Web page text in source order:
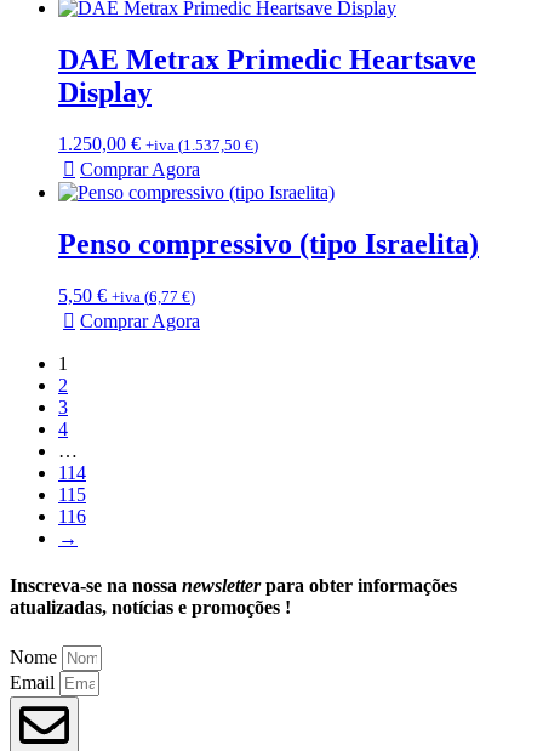
DAE Metrax Primedic Heartsave
Display
1.250,00 € +iva (1.537,50 €)
Comprar Agora
Penso compressivo (tipo Israelita)
5,50 € +iva (6,77 €)
Comprar Agora
1
2
3
4
…
114
115
116
→
Inscreva-se na nossa newsletterpara obter informações
atualizadas, notícias e promoções !
Nome
Email